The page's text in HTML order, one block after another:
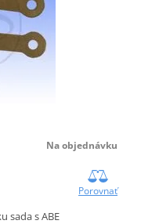
Na objednávku
Porovnať
sada s ABE